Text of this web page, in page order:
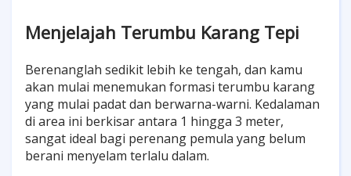
Menjelajah Terumbu Karang Tepi
Berenanglah sedikit lebih ke tengah, dan kamu
akan mulai menemukan formasi terumbu karang
yang mulai padat dan berwarna-warni. Kedalaman
di area ini berkisar antara 1 hingga 3 meter,
sangat ideal bagi perenang pemula yang belum
berani menyelam terlalu dalam.